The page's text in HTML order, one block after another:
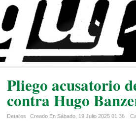
Pliego acusatorio
contra Hugo
Detalles Creado En Sábado, 19 Julio 2025 01:36